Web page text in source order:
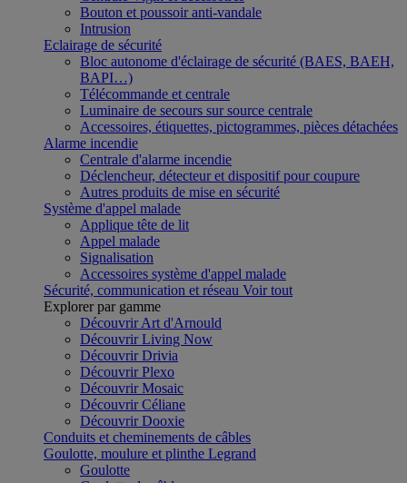
Bouton et poussoir anti-vandale
Intrusion
Eclairage de sécurité
Bloc autonome d'éclairage de sécurité (BAES, BAEH,
BAPI…)
Télécommande et centrale
Luminaire de secours sur source centrale
Accessoires, étiquettes, pictogrammes, pièces détachées
Alarme incendie
Centrale d'alarme incendie
Déclencheur, détecteur et dispositif pour coupure
Autres produits de mise en sécurité
Système d'appel malade
Applique tête de lit
Appel malade
Signalisation
Accessoires système d'appel malade
Sécurité, communication et réseau Voir tout
Explorer par gamme
Découvrir Art d'Arnould
Découvrir Living Now
Découvrir Drivia
Découvrir Plexo
Découvrir Mosaic
Découvrir Céliane
Découvrir Dooxie
Conduits et cheminements de câbles
Goulotte, moulure et plinthe Legrand
Goulotte